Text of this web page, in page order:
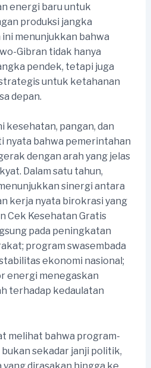
energi baru untuk
produksi jangka
menunjukkan bahwa
Gibran tidak hanya
pendek, tetapi juga
untuk ketahanan
depan.
kesehatan, pangan, dan
bahwa pemerintahan
dengan arah yang jelas
Dalam satu tahun,
sinergi antara
kerja nyata birokrasi yang
Cek Kesehatan Gratis
pada peningkatan
program swasembada
ekonomi nasional;
energi menegaskan
terhadap kedaulatan
melihat bahwa program-
sekadar janji politik,